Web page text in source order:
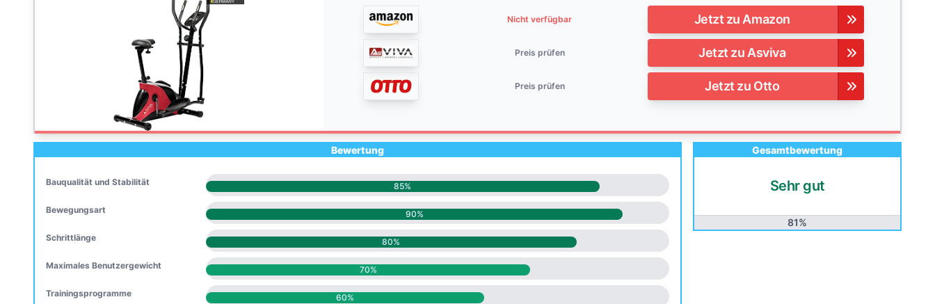
Nicht verfügbar Jetzt zu Amazon
Preis prüfen Jetzt zu Asviva
Preis prüfen Jetzt zu Otto
Bewertung
Bauqualität und Stabilität 85%
Bewegungsart 90%
Schrittlänge 80%
Maximales Benutzergewicht 70%
Trainingsprogramme 60%
Gesamtbewertung
Sehr gut
81%